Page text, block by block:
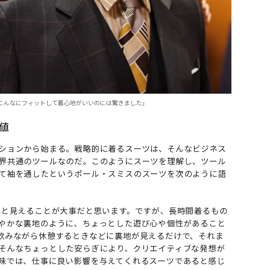
なにフィットして着心地がいいのには驚きました」
ョンから始まる。戦略的に着るスーツは、そんなビジネス
共通のツールなのだ。このようにスーツを理解し、ツール
袖を通したというポール・スミスのスーツを次のように語
見えることが大事だと思います。ですが、長時間着るもの
な裏地のように、ちょっとした遊び心や個性があること
ながら休憩するときなどに裏地が見えるだけで、それま
んなちょっとした安らぎにより、クリエイティブな発想が
は、仕事に良い影響を与えてくれるスーツであると感じ